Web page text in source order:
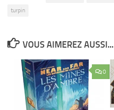
turpin
VOUS AIMEREZ AUSSI...
0